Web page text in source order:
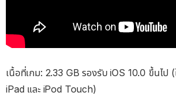
เนื้อที่เกม: 2.33 GB รองรับ iOS 10.0 ขึ้นไป
iPad และ iPod Touch)